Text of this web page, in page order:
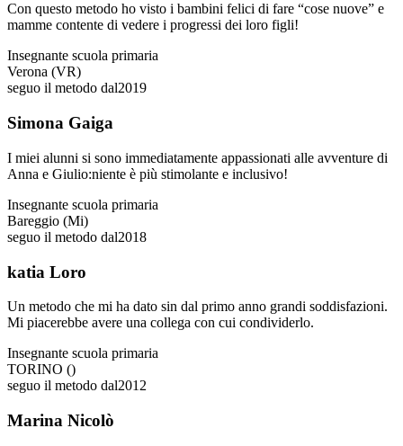
Con questo metodo ho visto i bambini felici di fare “cose nuove” e
mamme contente di vedere i progressi dei loro figli!
Insegnante scuola primaria
Verona (VR)
seguo il metodo dal2019
Simona Gaiga
I miei alunni si sono immediatamente appassionati alle avventure di
Anna e Giulio:niente è più stimolante e inclusivo!
Insegnante scuola primaria
Bareggio (Mi)
seguo il metodo dal2018
katia Loro
Un metodo che mi ha dato sin dal primo anno grandi soddisfazioni.
Mi piacerebbe avere una collega con cui condividerlo.
Insegnante scuola primaria
TORINO ()
seguo il metodo dal2012
Marina Nicolò